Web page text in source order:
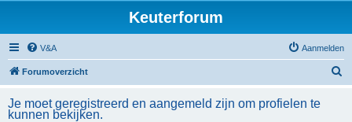
Keuterforum
V&A Aanmelden
Forumoverzicht
Je moet geregistreerd en aangemeld zijn om profielen te
kunnen bekijken.